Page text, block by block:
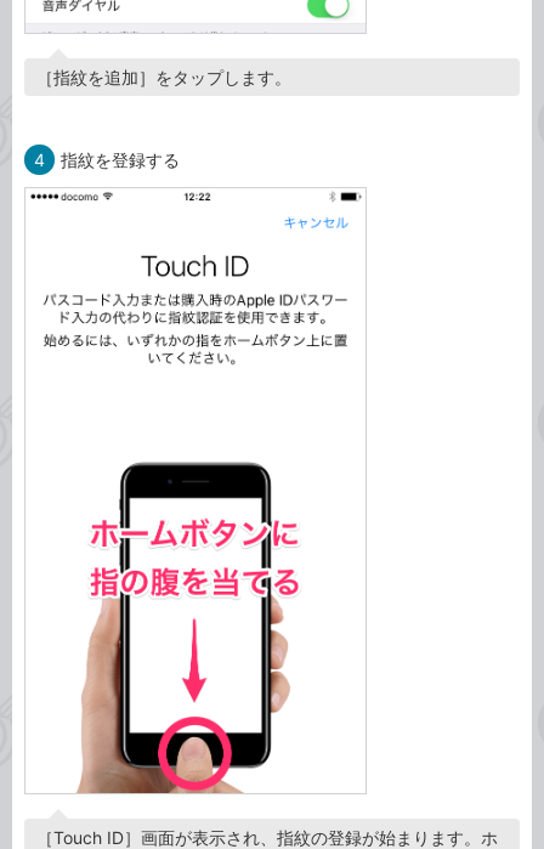
［指紋を追加］をタップします。
4 指紋を登録する
［Touch ID］画面が表示され、指紋の登録が始まります。ホ